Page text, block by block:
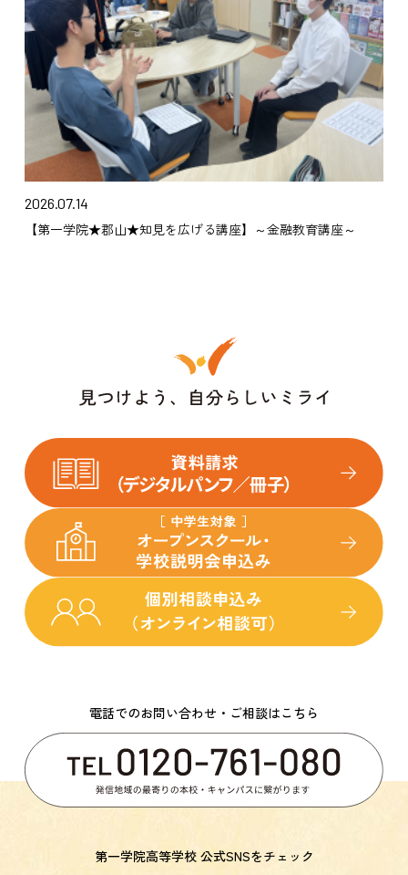
2026.07.14
【第一学院★郡山★知見を広げる講座】～金融教育講座～
電話でのお問い合わせ・ご相談はこちら
第一学院高等学校 公式SNSをチェック